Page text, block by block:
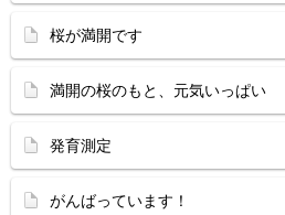
桜が満開です
満開の桜のもと、元気いっぱい
発育測定
がんばっています！